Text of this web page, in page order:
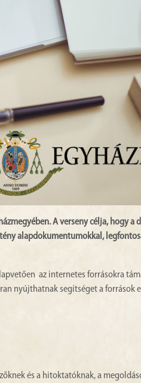
A verseny célja, hogy a
alapdokumentumokkal,
az internetes forrásokra
nyújthatnak segítséget a források
és a hitoktatóknak, a